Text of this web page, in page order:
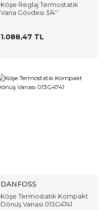
Köşe Reglaj Termostatik
Vana Gövdesi 3/4''
1.088,47 TL
DANFOSS
Köşe Termostatik Kompakt
Dönüş Vanası 013G4741